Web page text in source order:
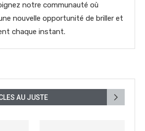
notre communauté où
nouvelle opportunité de briller et
chaque instant.
AU JUSTE